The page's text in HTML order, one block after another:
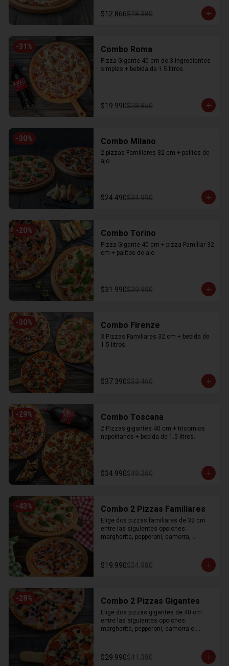
$12.866$18.380
-31 % Combo Roma
Pizza Gigante 40 cm de 3 ingredientes
simples + bebida de 1.5 litros.
$19.990$28.850
-30% Combo Milano
2 pizzas Familiares 32 cm + palitos de
ajo.
$24.490$34.990
-20% Combo Torino
Pizza Gigante 40 cm + pizza Familiar 32
cm + palitos de ajo
$31.990$39.990
-30% Combo Firenze
3 Pizzas Familiares 32 cm + bebida de
1.5 litros.
$37.390$53.460
-29% Combo Toscana
2 Pizzas gigantes 40 cm + tricornios
napolitanos + bebida de 1.5 litros.
$34.990$49.360
-43% Combo 2 Pizzas Familiares
Elige dos pizzas familiares de 32 cm
entre las siguientes opciones:
margherita, pepperoni, camorra,
$19.990$34.980
-28% Combo 2 Pizzas Gigantes
Elige dos pizzas gigantes de 40 cm
entre las siguientes opciones:
margherita, pepperoni, camorra o
$29.990$41.380